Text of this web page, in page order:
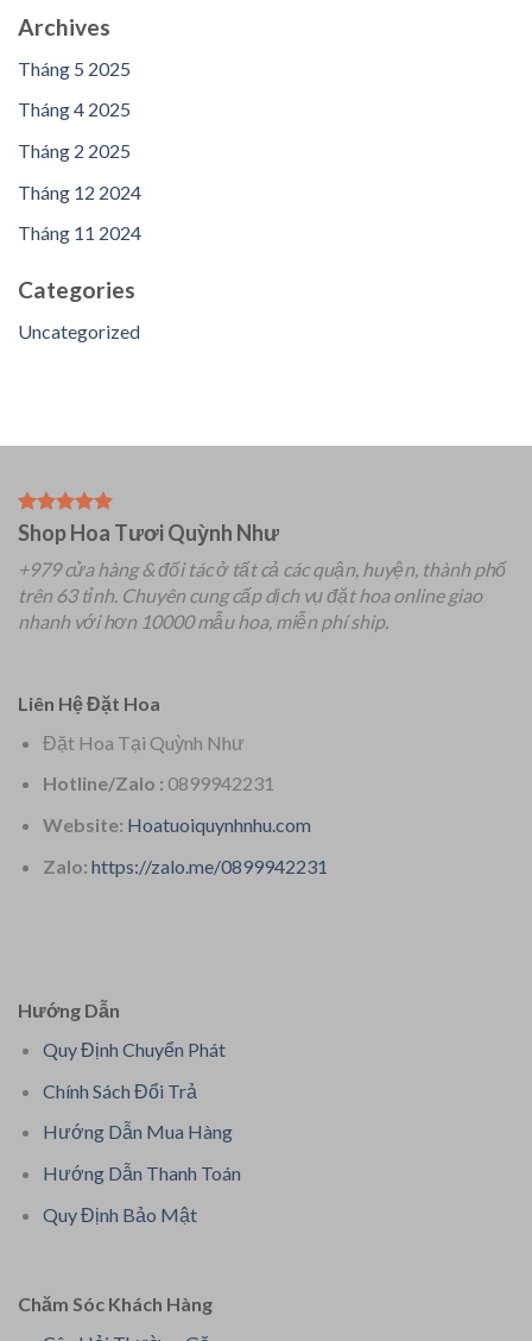
Archives
Tháng 5 2025
Tháng 4 2025
Tháng 2 2025
Tháng 12 2024
Tháng 11 2024
Categories
Uncategorized
Shop Hoa Tươi Quỳnh Như
+979 cửa hàng & đối tác ở tất cả các quận, huyện, thành phố
trên 63 tỉnh. Chuyên cung cấp dịch vụ đặt hoa online giao
nhanh với hơn 10000 mẫu hoa, miễn phí ship.
Liên Hệ Đặt Hoa
Đặt Hoa Tại Quỳnh Như
Hotline/Zalo : 0899942231
Website: Hoatuoiquynhnhu.com
Zalo: https://zalo.me/0899942231
Hướng Dẫn
Quy Định Chuyển Phát
Chính Sách Đổi Trả
Hướng Dẫn Mua Hàng
Hướng Dẫn Thanh Toán
Quy Định Bảo Mật
Chăm Sóc Khách Hàng